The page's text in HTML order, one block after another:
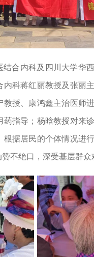
结合内科及四川大学华
内科蒋红丽教授及张丽
授、康鸿鑫主治医师
指导；杨晗教授对来
根据居民的个体情况进
不绝口，深受基层群众